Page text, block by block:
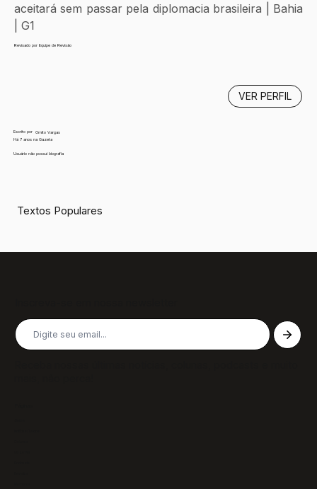
aceitará sem passar pela diplomacia brasileira | Bahia
| G1
Revisado por Equipe de Revisão
Escrito por
Ornito Vargas
Há 7 anos na Gazeta
Usuário não possui biografia
VER PERFIL
Textos Populares